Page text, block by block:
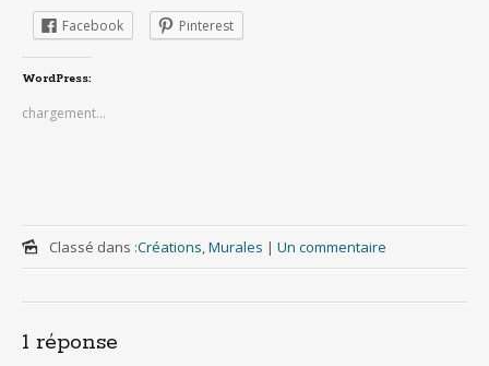
Facebook Pinterest
WordPress:
chargement…
Classé dans :Créations Murales | Un commentaire
1 réponse